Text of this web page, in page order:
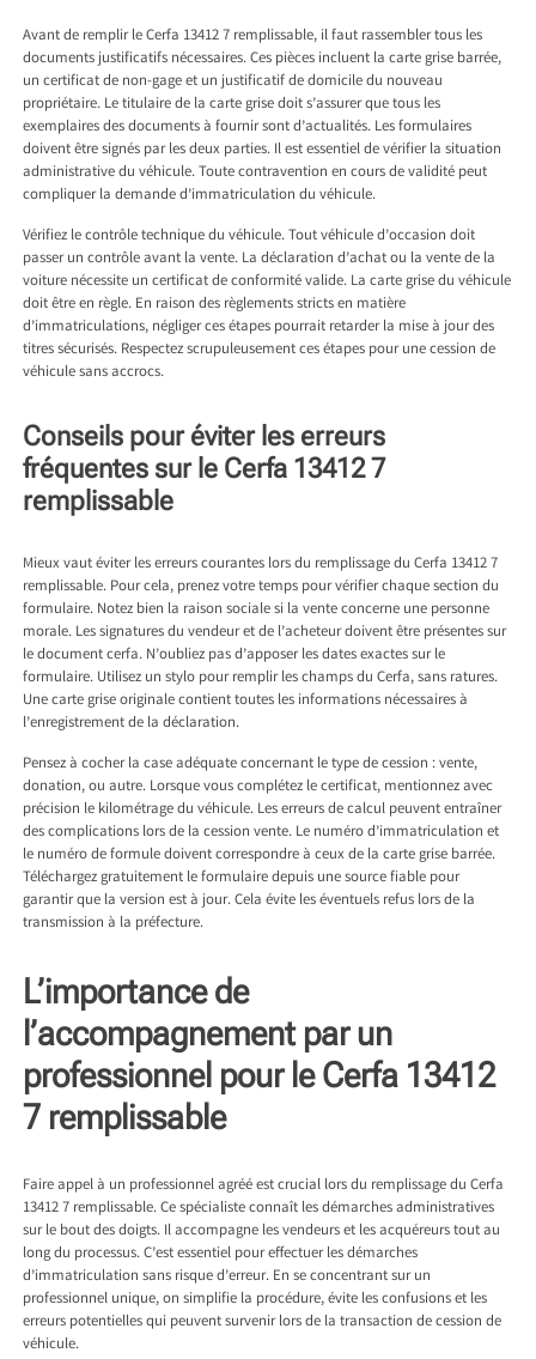
Avant de remplir le Cerfa 13412 7 remplissable, il faut rassembler tous les
documents justificatifs nécessaires. Ces pièces incluent la carte grise barrée,
un certificat de non-gage et un justificatif de domicile du nouveau
propriétaire. Le titulaire de la carte grise doit s’assurer que tous les
exemplaires des documents à fournir sont d’actualités. Les formulaires
doivent être signés par les deux parties. Il est essentiel de vérifier la situation
administrative du véhicule. Toute contravention en cours de validité peut
compliquer la demande d’immatriculation du véhicule.
Vérifiez le contrôle technique du véhicule. Tout véhicule d’occasion doit
passer un contrôle avant la vente. La déclaration d’achat ou la vente de la
voiture nécessite un certificat de conformité valide. La carte grise du véhicule
doit être en règle. En raison des règlements stricts en matière
d’immatriculations, négliger ces étapes pourrait retarder la mise à jour des
titres sécurisés. Respectez scrupuleusement ces étapes pour une cession de
véhicule sans accrocs.
Conseils pour éviter les erreurs
fréquentes sur le Cerfa 13412 7
remplissable
Mieux vaut éviter les erreurs courantes lors du remplissage du Cerfa 13412 7
remplissable. Pour cela, prenez votre temps pour vérifier chaque section du
formulaire. Notez bien la raison sociale si la vente concerne une personne
morale. Les signatures du vendeur et de l’acheteur doivent être présentes sur
le document cerfa. N’oubliez pas d’apposer les dates exactes sur le
formulaire. Utilisez un stylo pour remplir les champs du Cerfa, sans ratures.
Une carte grise originale contient toutes les informations nécessaires à
l’enregistrement de la déclaration.
Pensez à cocher la case adéquate concernant le type de cession : vente,
donation, ou autre. Lorsque vous complétez le certificat, mentionnez avec
précision le kilométrage du véhicule. Les erreurs de calcul peuvent entraîner
des complications lors de la cession vente. Le numéro d’immatriculation et
le numéro de formule doivent correspondre à ceux de la carte grise barrée.
Téléchargez gratuitement le formulaire depuis une source fiable pour
garantir que la version est à jour. Cela évite les éventuels refus lors de la
transmission à la préfecture.
L’importance de
l’accompagnement par un
professionnel pour le Cerfa 13412
7 remplissable
Faire appel à un professionnel agréé est crucial lors du remplissage du Cerfa
13412 7 remplissable. Ce spécialiste connaît les démarches administratives
sur le bout des doigts. Il accompagne les vendeurs et les acquéreurs tout au
long du processus. C’est essentiel pour effectuer les démarches
d’immatriculation sans risque d’erreur. En se concentrant sur un
professionnel unique, on simplifie la procédure, évite les confusions et les
erreurs potentielles qui peuvent survenir lors de la transaction de cession de
véhicule.